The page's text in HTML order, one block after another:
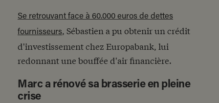
Se retrouvant face à 60.000 euros de dettes
fournisseurs, Sébastien a pu obtenir un crédit
d'investissement chez Europabank, lui
redonnant une bouffée d'air financière.
Marc a rénové sa brasserie en pleine
crise